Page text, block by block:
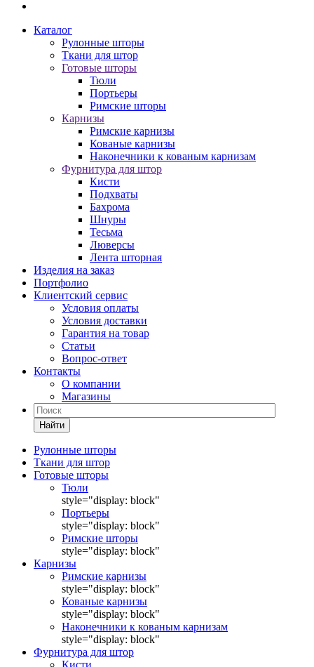
Каталог
Рулонные шторы
Ткани для штор
Готовые шторы
Тюли
Портьеры
Римские шторы
Карнизы
Римские карнизы
Кованые карнизы
Наконечники к кованым карнизам
Фурнитура для штор
Кисти
Подхваты
Бахрома
Шнуры
Тесьма
Люверсы
Лента шторная
Изделия на заказ
Портфолио
Клиентский сервис
Условия оплаты
Условия доставки
Гарантия на товар
Статьи
Вопрос-ответ
Контакты
О компании
Магазины
Найти
Рулонные шторы
Ткани для штор
Готовые шторы
Тюли
style="display: block"
Портьеры
style="display: block"
Римские шторы
style="display: block"
Карнизы
Римские карнизы
style="display: block"
Кованые карнизы
style="display: block"
Наконечники к кованым карнизам
style="display: block"
Фурнитура для штор
Кисти